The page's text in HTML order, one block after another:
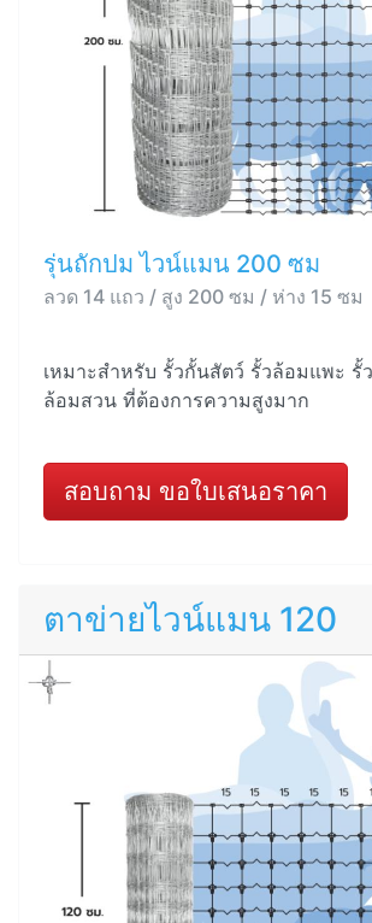
รุ่นถักปม ไวน์แมน 200 ซม
ลวด 14 แถว / สูง 200 ซม / ห่าง 15 ซม
เหมาะสำหรับ รั้วกั้นสัตว์ รั้วล้อมแพะ รั้
ล้อมสวน ที่ต้องการความสูงมาก
สอบถาม ขอใบเสนอราคา
ตาข่ายไวน์แมน 120